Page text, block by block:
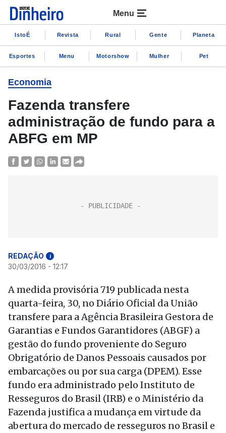
Menu
IstoÉ Revista Rural Gente Planeta
Esportes Menu Motorshow Mulher Pet
Economia
Fazenda transfere
administração de fundo para a
ABFG em MP
REDAÇÃO i
30/03/2016 - 12:17
A medida provisória 719 publicada nesta
quarta-feira, 30, no Diário Oficial da União
transfere para a Agência Brasileira Gestora de
Garantias e Fundos Garantidores (ABGF) a
gestão do fundo proveniente do Seguro
Obrigatório de Danos Pessoais causados por
embarcações ou por sua carga (DPEM). Esse
fundo era administrado pelo Instituto de
Resseguros do Brasil (IRB) e o Ministério da
Fazenda justifica a mudança em virtude da
abertura do mercado de resseguros no Brasil e